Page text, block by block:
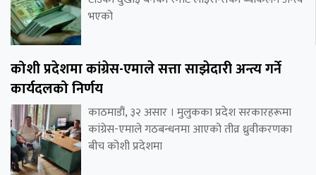
भएको
कोशी प्रदेशमा कांग्रेस-एमाले सत्ता साझेदारी अन्त्य गर्ने
कार्यदलको निर्णय
काठमाडौं, ३२ असार । मुलुकका प्रदेश सरकारहरूमा
कांग्रेस-एमाले गठबन्धनमा आएको तीव्र ध्रुवीकरणका
बीच कोशी प्रदेशमा